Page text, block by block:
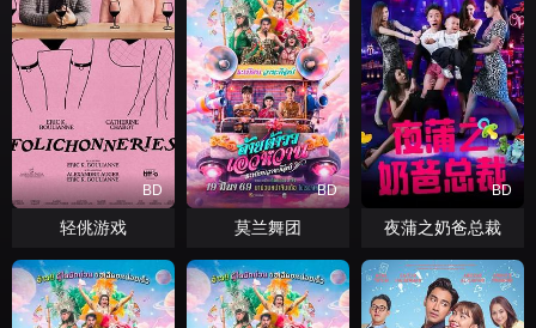
BD
轻佻游戏
BD
莫兰舞团
BD
夜蒲之奶爸总裁